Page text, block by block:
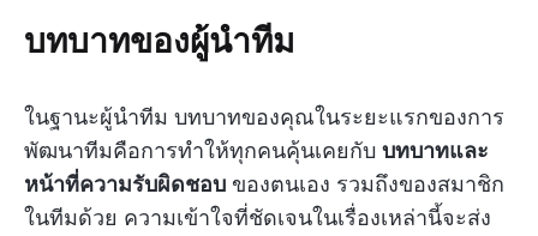
บทบาทของผู้นำทีม
ในฐานะผู้นำทีม บทบาทของคุณในระยะแรกของการ
พัฒนาทีมคือการทำให้ทุกคนคุ้นเคยกับ บทบาทและ
หน้าที่ความรับผิดชอบ ของตนเอง รวมถึงของสมาชิก
ในทีมด้วย ความเข้าใจที่ชัดเจนในเรื่องเหล่านี้จะส่ง